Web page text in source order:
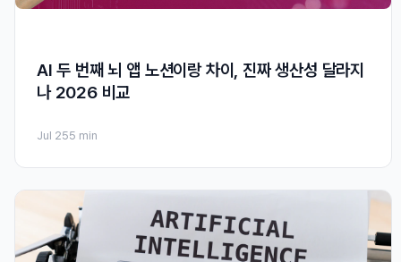
AI 두 번째 뇌 앱 노션이랑 차이, 진짜 생산성 달라지
나 2026 비교
Jul 255 min